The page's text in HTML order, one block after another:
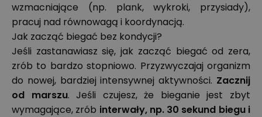
wzmacniające (np. plank, wykroki, przysiady),
pracuj nad równowagą i koordynacją.
Jak zacząć biegać bez kondycji?
Jeśli zastanawiasz się, jak zacząć biegać od zera,
zrób to bardzo stopniowo. Przyzwyczajaj organizm
do nowej, bardziej intensywnej aktywności. Zacznij
od marszu. Jeśli czujesz, że bieganie jest zbyt
wymagające, zrób interwały, np. 30 sekund biegu i